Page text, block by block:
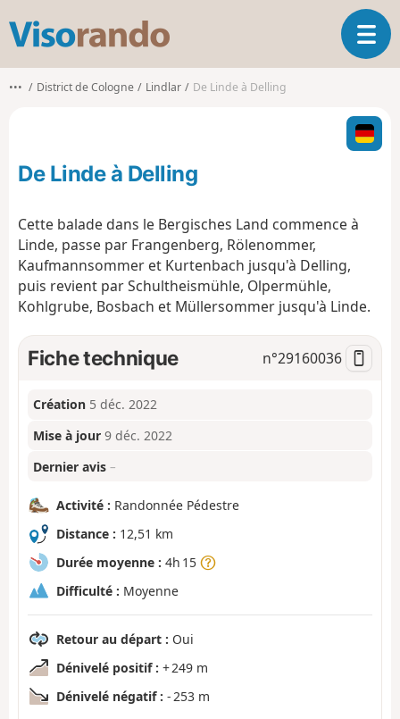
s
o
o
O
u
i
r
l
t
o
••• District de Cologne Lindlar De Linde à Delling
De Linde à Delling
Cette balade dans le Bergisches Land commence à
Linde, passe par Frangenberg, Rölenommer,
Kaufmannsommer et Kurtenbach jusqu'à Delling,
puis revient par Schultheismühle, Olpermühle,
Kohlgrube, Bosbach et Müllersommer jusqu'à Linde.
Fiche technique n°29160036
Création 5 déc. 2022
Mise à jour 9 déc. 2022
Dernier avis –
Activité : Randonnée Pédestre
Distance : 12,51 km
Durée moyenne : 4h 15
Difficulté : Moyenne
Retour au départ : Oui
Dénivelé positif : + 249 m
Dénivelé négatif : - 253 m